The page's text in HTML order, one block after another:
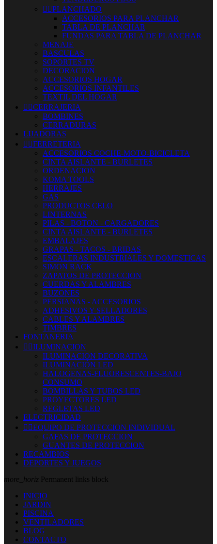
 PLANCHADO
ACCESORIOS PARA PLANCHAR
TABLA DE PLANCHAR
FUNDAS PARA TABLA DE PLANCHAR
MENAJE
BASCULAS
SOPORTES TV
DECORACION
ACCESORIOS HOGAR
ACCESORIOS INFANTILES
TEXTIL DEL HOGAR
 CERRAJERIA
BOMBINES
CERRADURAS
LIJADORAS
 FERRETERIA
ACCESORIOS COCHE-MOTO-BICICLETA
CINTA AISLANTE - BURLETES
ORDENACION
KOMA TOOLS
HERRAJES
GAS
PRODUCTOS CELO
LINTERNAS
PILAS - BOTON - CARGADORES
CINTA AISLANTE - BURLETES
EMBALAJES
GRAPAS - TACOS - BRIDAS
ESCALERAS INDUSTRIALES Y DOMESTICAS
SIMON RACK
ZAPATOS DE PROTECCION
CUERDAS Y ALAMBRES
BUZONES
PERSIANAS - ACCESORIOS
ADHESIVOS Y SELLADORES
CABLES Y ALAMBRES
TIMBRES
FONTANERIA
 ILUMINACION
ILUMINACION DECORATIVA
ILUMINACIÓN LED
HALOGENAS-FLUORESCENTES-BAJO
CONSUMO
BOMBILLAS Y TUBOS LED
PROYECTORES LED
REGLETAS LED
ELECTRICIDAD
 EQUIPO DE PROTECCION INDIVIDUAL
GAFAS DE PROTECCION
GUANTES DE PROTECCION
RECAMBIOS
DEPORTES Y JUEGOS
more_horiz Permanent links block
INICIO
JARDIN
PISCINA
VENTILADORES
BLOG
CONTACTO